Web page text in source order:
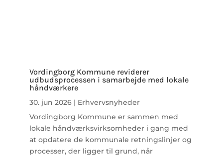
Vordingborg Kommune reviderer
udbudsprocessen i samarbejde med lokale
håndværkere
30. jun 2026 | Erhvervsnyheder
Vordingborg Kommune er sammen med
lokale håndværksvirksomheder i gang med
at opdatere de kommunale retningslinjer og
processer, der ligger til grund, når